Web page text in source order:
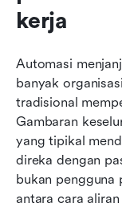
kerja
Automasi
banyak
tradisional
Gambaran
yang tipikal
direka dengan
bukan pengguna
antara cara